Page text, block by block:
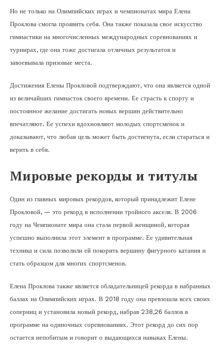
Но не только на Олимпийских играх и чемпионатах мира Елена
Проклова смогла проявить себя. Она также показала свое искусство
гимнастики на многочисленных международных соревнованиях и
турнирах, где она тоже достигала отличных результатов и
завоевывала призовые места.
Достижения Елены Прокловой подтверждают, что она является одной
из величайших гимнасток своего времени. Ее страсть к спорту и
постоянное желание достигать новых вершин действительно
впечатляют. Ее успехи вдохновляют молодых спортсменок и
доказывают, что любая цель может быть достигнута, если стараться и
верить в себя.
Мировые рекорды и титулы
Один из главных мировых рекордов, который принадлежит Елене
Прокловой, — это рекорд в исполнении тройного акселя. В 2006
году на Чемпионате мира она стала первой женщиной, которая
успешно выполнила этот элемент в программе. Ее удивительная
техника и сила позволили ей покорить вершину фигурного катания и
стать образцом для многих спортсменов.
Елена Проклова также является обладательницей рекорда в набранных
баллах на Олимпийских играх. В 2018 году она превзошла всех своих
соперниц и установила новый рекорд, набрав 238,26 баллов в
программе на одиночных соревнованиях. Этот рекорд до сих пор
остается непобитым и говорит о выдающихся навыках Елены.